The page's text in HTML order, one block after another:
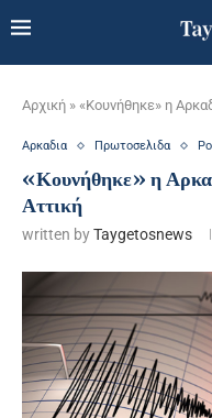
Αρχική » «Κουνήθηκε» η
Αρκαδια Πρωτοσελιδα
«Κουνήθηκε» η
Αττική
written byTaygetosnews